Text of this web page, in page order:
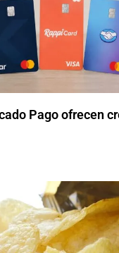
Pago ofrecen